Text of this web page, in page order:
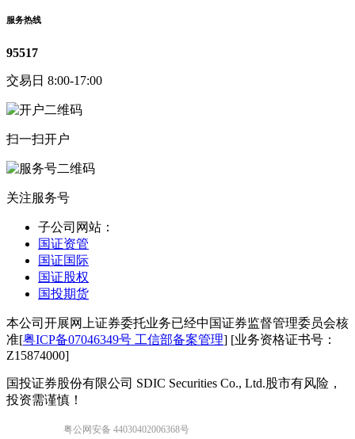
服务热线
95517
交易日 8:00-17:00
扫一扫开户
关注服务号
子公司网站：
国证资管
国证国际
国证股权
国投期货
本公司开展网上证券委托业务已经中国证券监督管理委员会核
准[粤ICP备07046349号 工信部备案管理] [业务资格证书号：
Z15874000]
国投证券股份有限公司 SDIC Securities Co., Ltd.股市有风险，
投资需谨慎！
粤公网安备 44030402006368号